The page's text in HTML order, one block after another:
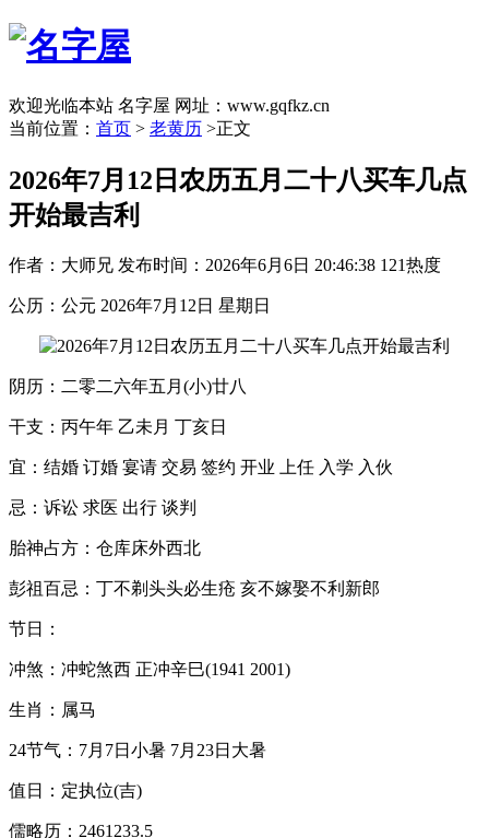
欢迎光临本站 名字屋 网址：www.gqfkz.cn
当前位置： 首页 > 老黄历 >正文
2026年7月12日农历五月二十八买车几点
开始最吉利
作者：大师兄 发布时间：2026年6月6日 20:46:38 121热度
公历：公元 2026年7月12日 星期日
阴历：二零二六年五月(小)廿八
干支：丙午年 乙未月 丁亥日
宜：结婚 订婚 宴请 交易 签约 开业 上任 入学 入伙
忌：诉讼 求医 出行 谈判
胎神占方：仓库床外西北
彭祖百忌：丁不剃头头必生疮 亥不嫁娶不利新郎
节日：
冲煞：冲蛇煞西 正冲辛巳(1941 2001)
生肖：属马
24节气：7月7日小暑 7月23日大暑
值日：定执位(吉)
儒略历：2461233.5